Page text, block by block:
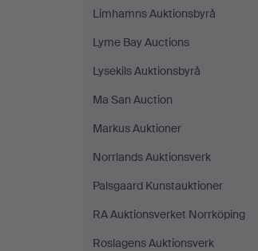
Limhamns Auktionsbyrå
Lyme Bay Auctions
Lysekils Auktionsbyrå
Ma San Auction
Markus Auktioner
Norrlands Auktionsverk
Palsgaard Kunstauktioner
RA Auktionsverket Norrköping
Roslagens Auktionsverk